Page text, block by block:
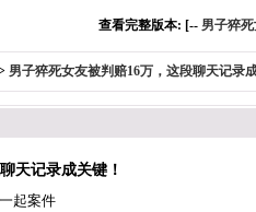
查看完整版本: [-- 男子猝
男子猝死女友被判赔16万，这段聊天记录
天记录成关键！
起案件